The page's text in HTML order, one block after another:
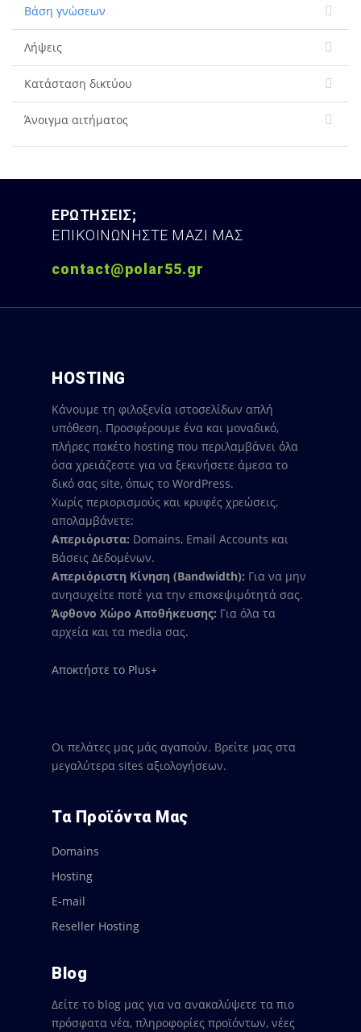
Βάση γνώσεων
Λήψεις
Κατάσταση δικτύου
Άνοιγμα αιτήματος
ΕΡΩΤΗΣΕΙΣ;
ΕΠΙΚΟΙΝΩΝΗΣΤΕ ΜΑΖΙ ΜΑΣ
contact@polar55.gr
HOSTING
Κάνουμε τη φιλοξενία ιστοσελίδων απλή
υπόθεση. Προσφέρουμε ένα και μοναδικό,
πλήρες πακέτο hosting που περιλαμβάνει όλα
όσα χρειάζεστε για να ξεκινήσετε άμεσα το
δικό σας site, όπως το WordPress.
Χωρίς περιορισμούς και κρυφές χρεώσεις,
απολαμβάνετε:
Απεριόριστα: Domains, Email Accounts και
Βάσεις Δεδομένων.
Απεριόριστη Κίνηση (Bandwidth): Για να μην
ανησυχείτε ποτέ για την επισκεψιμότητά σας.
Άφθονο Χώρο Αποθήκευσης: Για όλα τα
αρχεία και τα media σας.
Αποκτήστε το Plus+
Οι πελάτες μας μάς αγαπούν. Βρείτε μας στα
μεγαλύτερα sites αξιολογήσεων.
Τα Προϊόντα Μας
Domains
Hosting
E-mail
Reseller Hosting
Blog
Δείτε το blog μας για να ανακαλύψετε τα πιο
πρόσφατα νέα, πληροφορίες προϊόντων, νέες